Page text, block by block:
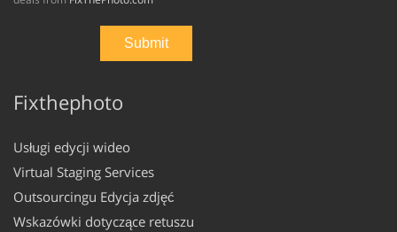
Fixthephoto
Usługi edycji wideo
Virtual Staging Services
Outsourcingu Edycja zdjęć
Wskazówki dotyczące retuszu